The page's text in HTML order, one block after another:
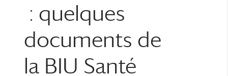
: quelques
documents de
la BIU Santé